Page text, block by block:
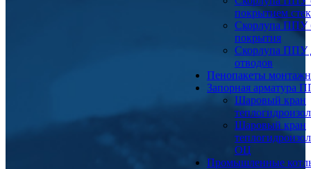
покрытием
Скорлупа ППУ
покрытия
Скорлупа ППУ
отводов
Пенопакеты
Запорная арматура
Шаровый кран
Шаровый кран
ОЦ
Промышленные